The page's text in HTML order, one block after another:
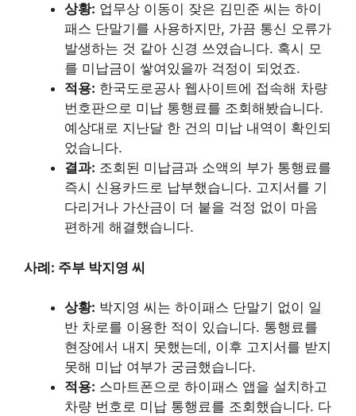
상황: 업무상 이동이 잦은 김민준 씨는 하이
패스 단말기를 사용하지만, 가끔 통신 오류가
발생하는 것 같아 신경 쓰였습니다. 혹시 모
를 미납금이 쌓여있을까 걱정이 되었죠.
적용: 한국도로공사 웹사이트에 접속해 차량
번호판으로 미납 통행료를 조회해봤습니다.
예상대로 지난달 한 건의 미납 내역이 확인되
었습니다.
결과: 조회된 미납금과 소액의 부가 통행료를
즉시 신용카드로 납부했습니다. 고지서를 기
다리거나 가산금이 더 붙을 걱정 없이 마음
편하게 해결했습니다.
사례: 주부 박지영 씨
상황: 박지영 씨는 하이패스 단말기 없이 일
반 차로를 이용한 적이 있습니다. 통행료를
현장에서 내지 못했는데, 이후 고지서를 받지
못해 미납 여부가 궁금했습니다.
적용: 스마트폰으로 하이패스 앱을 설치하고
차량 번호로 미납 통행료를 조회했습니다. 다